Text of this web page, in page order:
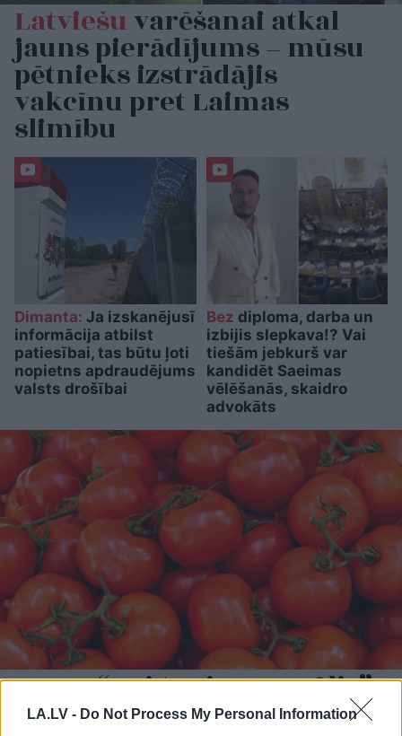
LA.LV - Do Not Process My Personal Information
Latviešuvarēšanai atkal
jauns pierādījums – mūsu
pētnieks izstrādājis
vakcīnu pret Laimas
slimību
Dimanta: Ja izskanējusī
informācija atbilst
patiesībai, tas būtu ļoti
nopietns apdraudējums
valsts drošībai
Bez diploma, darba un
izbijis slepkava!? Vai
tiešām jebkurš var
kandidēt Saeimas
vēlēšanās, skaidro
advokāts
FOTO. “Vai tas ir normāli?”
Guntars veikalā nopērk